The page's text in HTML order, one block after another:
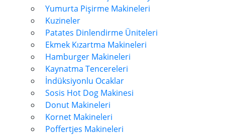
Yumurta Pişirme Makineleri
Kuzineler
Patates Dinlendirme Üniteleri
Ekmek Kızartma Makineleri
Hamburger Makineleri
Kaynatma Tencereleri
İndüksiyonlu Ocaklar
Sosis Hot Dog Makinesi
Donut Makineleri
Kornet Makineleri
Poffertjes Makineleri